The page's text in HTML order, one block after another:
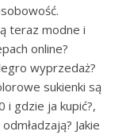
teraz modne i
online?
wyprzedaż?
sukienki są
i gdzie ja kupić?,
Jakie